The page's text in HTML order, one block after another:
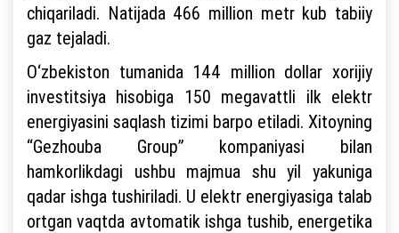
chiqariladi. Natijada 466 million metr kub tabiiy
gaz tejaladi.
O‘zbekiston tumanida 144 million dollar xorijiy
investitsiya hisobiga 150 megavattli ilk elektr
energiyasini saqlash tizimi barpo etiladi. Xitoyning
“Gezhouba Group” kompaniyasi bilan
hamkorlikdagi ushbu majmua shu yil yakuniga
qadar ishga tushiriladi. U elektr energiyasiga talab
ortgan vaqtda avtomatik ishga tushib, energetika